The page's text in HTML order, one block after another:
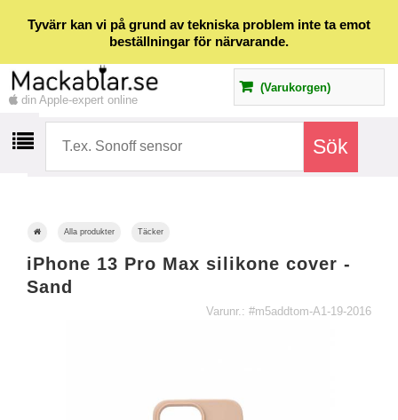
Tyvärr kan vi på grund av tekniska problem inte ta emot
beställningar för närvarande.
din Apple-expert online
(Varukorgen)
Alla produkter Täcker
iPhone 13 Pro Max silikone cover -
Sand
Varunr.: #m5addtom-A1-19-2016